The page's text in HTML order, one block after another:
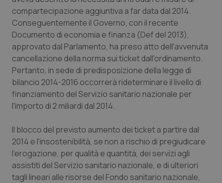
Molise
Piemonte
Provincia Autonoma di Bolzano
Provincia Autonoma di Trento
Sardegna
Sicilia
Epatiti
HIV
Infezioni & Febbre
Ipertensione & Scompenso
Malattia di Crohn & Rettocolite Ulcerosa
Neuroscienze & patologie neurodegenerative
compartecipazione aggiuntiva a far data dal 2014.
Conseguentemente il Governo, con il recente
Documento di economia e finanza (Def del 2013),
approvato dal Parlamento, ha preso atto dell'avvenuta
cancellazione della norma sui ticket dall'ordinamento.
Pertanto, in sede di predisposizione della legge di
bilancio 2014-2016 occorrerà rideterminare il livello di
finanziamento del Servizio sanitario nazionale per
l'importo di 2 miliardi dal 2014.
Il blocco del previsto aumento dei ticket a partire dal
2014 e l'insostenibilità, se non a rischio di pregiudicare
l'erogazione, per qualità e quantità, dei servizi agli
assistiti del Servizio sanitario nazionale, e di ulteriori
tagli lineari alle risorse del Fondo sanitario nazionale,